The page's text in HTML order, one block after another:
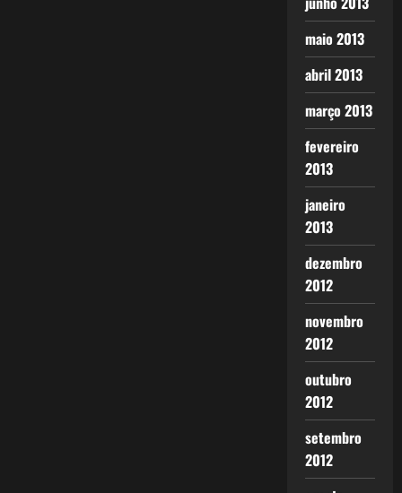
maio 2013
abril 2013
março 2013
fevereiro
2013
janeiro
2013
dezembro
2012
novembro
2012
outubro
2012
setembro
2012